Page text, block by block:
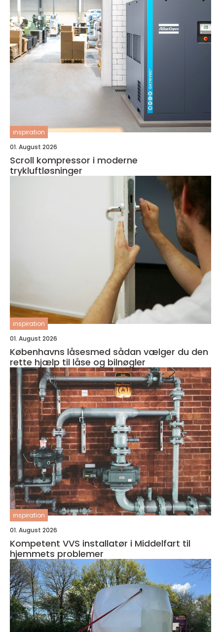
inspiration
01. August 2026
Scroll kompressor i moderne
trykluftløsninger
inspiration
01. August 2026
Københavns låsesmed sådan vælger du den
rette hjælp til låse og bilnøgler
inspiration
01. August 2026
Kompetent VVS installatør i Middelfart til
hjemmets problemer